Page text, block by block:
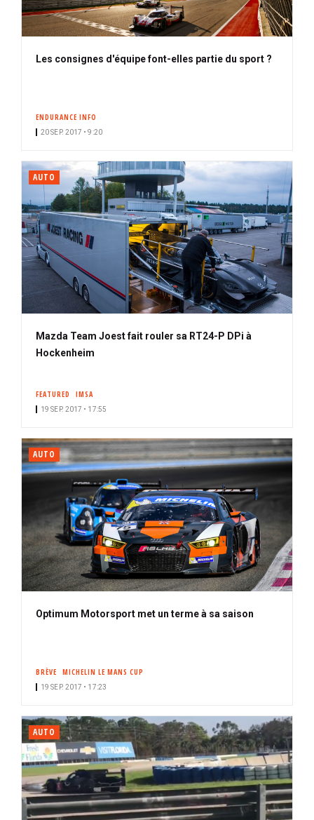
Les consignes d'équipe font-elles partie du sport ?
ENDURANCE INFO
20 SEP. 2017 • 9:20
AUTO
Mazda Team Joest fait rouler sa RT24-P DPi à
Hockenheim
FEATURED IMSA
19 SEP. 2017 • 17:55
AUTO
Optimum Motorsport met un terme à sa saison
BRÈVE MICHELIN LE MANS CUP
19 SEP. 2017 • 17:23
AUTO